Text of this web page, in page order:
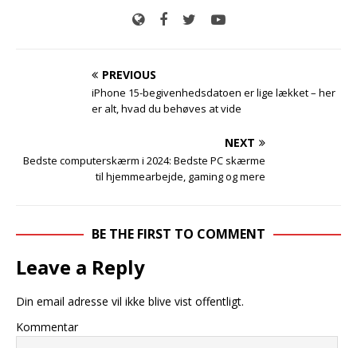
PREVIOUS
iPhone 15-begivenhedsdatoen er lige lækket – her
er alt, hvad du behøves at vide
NEXT
Bedste computerskærm i 2024: Bedste PC skærme
til hjemmearbejde, gaming og mere
BE THE FIRST TO COMMENT
Leave a Reply
Din email adresse vil ikke blive vist offentligt.
Kommentar